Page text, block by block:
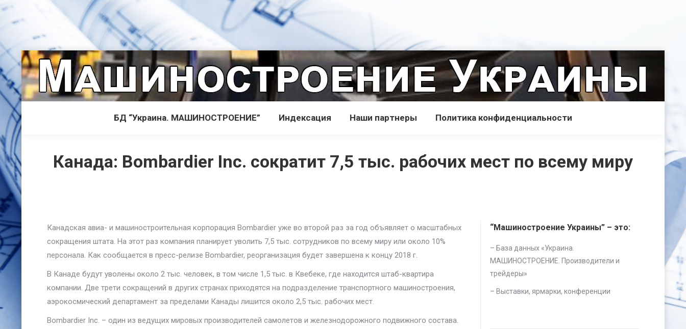
БД “Украина. МАШИНОСТРОЕНИЕ” Индекcация Наши партнеры Политика конфиденциальности
Канада: Bombardier Inc. сократит 7,5 тыс. рабочих мест по всему миру
Канадская авиа- и машиностроительная корпорация Bombardier уже во второй раз за год объявляет о масштабных
сокращения штата. На этот раз компания планирует уволить 7,5 тыс. сотрудников по всему миру или около 10%
персонала. Как сообщается в пресс-релизе Bombardier, реорганизация будет завершена к концу 2018 г.
В Канаде будут уволены около 2 тыс. человек, в том числе 1,5 тыс. в Квебеке, где находится штаб-квартира
компании. Две трети сокращений в других странах приходятся на подразделение транспортного машиностроения,
аэрокосмический департамент за пределами Канады лишится около 2,5 тыс. рабочих мест.
Bombardier Inc. – один из ведущих мировых производителей самолетов и железнодорожного подвижного состава.
“Машиностроение Украины” – это:
– База данных «Украина.
МАШИНОСТРОЕНИЕ. Производители и
трейдеры»
– Выставки, ярмарки, конференции